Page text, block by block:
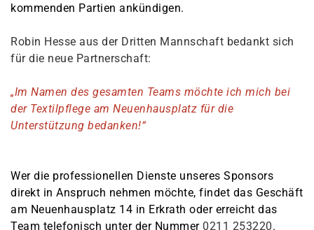
kommenden Partien ankündigen.
Robin Hesse aus der Dritten Mannschaft bedankt sich
für die neue Partnerschaft:
„Im Namen des gesamten Teams möchte ich mich bei
der Textilpflege am Neuenhausplatz für die
Unterstützung bedanken!“
Wer die professionellen Dienste unseres Sponsors
direkt in Anspruch nehmen möchte, findet das Geschäft
am Neuenhausplatz 14 in Erkrath oder erreicht das
Team telefonisch unter der Nummer 0211 253220.